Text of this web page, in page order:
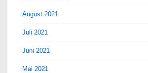
August 2021
Juli 2021
Juni 2021
Mai 2021